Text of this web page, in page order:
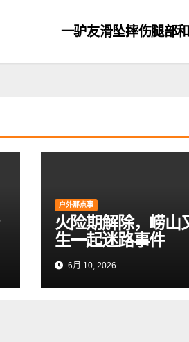
一驴友滑坠摔伤腿部
户外那点事
火险期解除，崂山
生一起迷路事件
6月 10, 2026